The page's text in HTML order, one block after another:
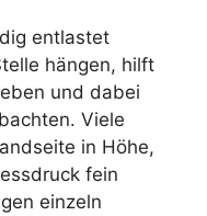
entlastet
hängen, hilft
und dabei
Viele
in Höhe,
fein
einzeln